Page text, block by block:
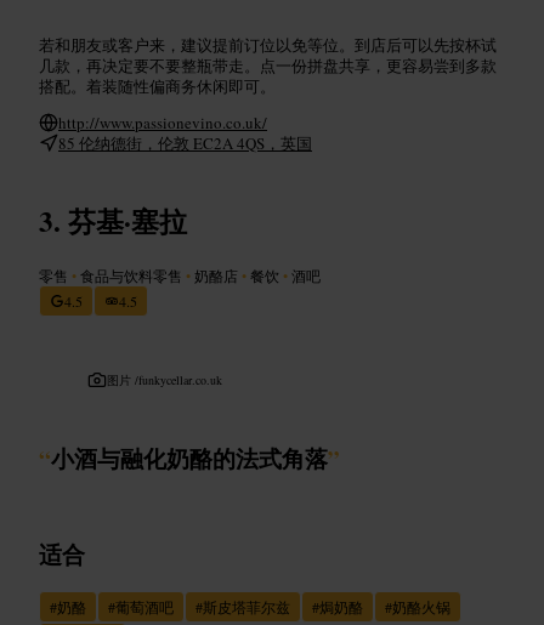
若和朋友或客户来，建议提前订位以免等位。到店后可以先按杯试
几款，再决定要不要整瓶带走。点一份拼盘共享，更容易尝到多款
搭配。着装随性偏商务休闲即可。
http://www.passionevino.co.uk/
85 伦纳德街，伦敦 EC2A 4QS，英国
芬基·塞拉
零售 •食品与饮料零售 •奶酪店 •餐饮 •酒吧
4.5
4.5
图片 /funkycellar.co.uk
“小酒与融化奶酪的法式角落”
适合
#奶酪 #葡萄酒吧 #斯皮塔菲尔兹 #焗奶酪 #奶酪火锅